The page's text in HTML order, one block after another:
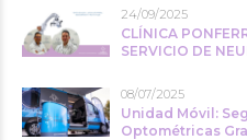
24/09/2025
CLÍNICA
SERVICIO DE
08/07/2025
Unidad Móvil:
Optométricas